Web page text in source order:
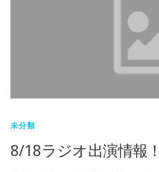
未分類
8/18ラジオ出演情報！